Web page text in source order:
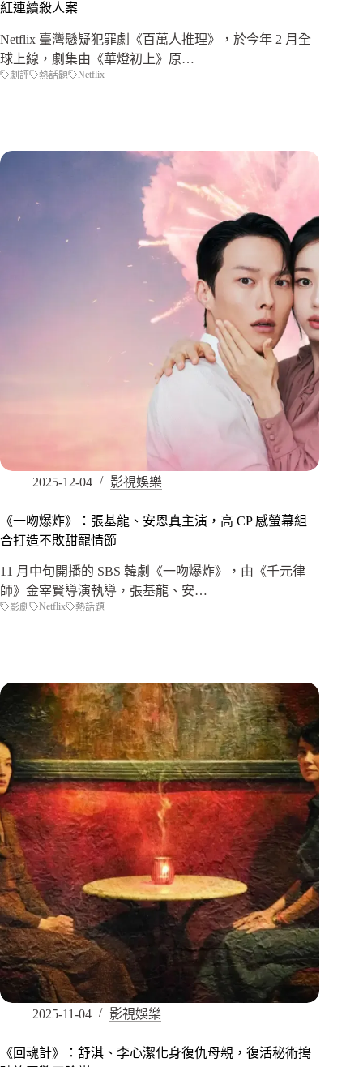
紅連續殺人案
Netflix 臺灣懸疑犯罪劇《百萬人推理》，於今年 2 月全
球上線，劇集由《華燈初上》原…
劇評 熱話題 Netflix
2025-12-04 影視娛樂
《一吻爆炸》：張基龍、安恩真主演，高 CP 感螢幕組
合打造不敗甜寵情節
11 月中旬開播的 SBS 韓劇《一吻爆炸》，由《千元律
師》金宰賢導演執導，張基龍、安…
影劇 Netflix 熱話題
2025-11-04 影視娛樂
《回魂計》：舒淇、李心潔化身復仇母親，復活秘術搗